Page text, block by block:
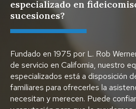
especializado en
sucesiones?
Fundado en 1975 por L. Rob
de servicio en California, nuestro
especializados está a disposición
familiares para ofrecerles la
necesitan y merecen. Puede